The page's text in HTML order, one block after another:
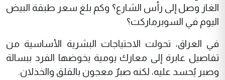
الغاز وصل إلى رأس الشارع؟ وكم بلغ سعر طبقة البيض
اليوم في السوبرماركت؟
في العراق، تحولت الاحتياجات البشرية الأساسية من
تفاصيل عابرة إلى معارك يومية يخوضها الفرد ببسالة
وصبر يُحسد عليه، لكنه صبرٌ معجون بالقلق والخذلان.